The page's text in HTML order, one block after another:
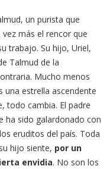
un purista que
más el rencor que
trabajo. Su hijo, Uriel,
Talmud de la
Mucho menos
una estrella ascendente
todo cambia. El padre
ha sido galardonado con
eruditos del país. Toda
hijo siente, por un
envidia. No son los